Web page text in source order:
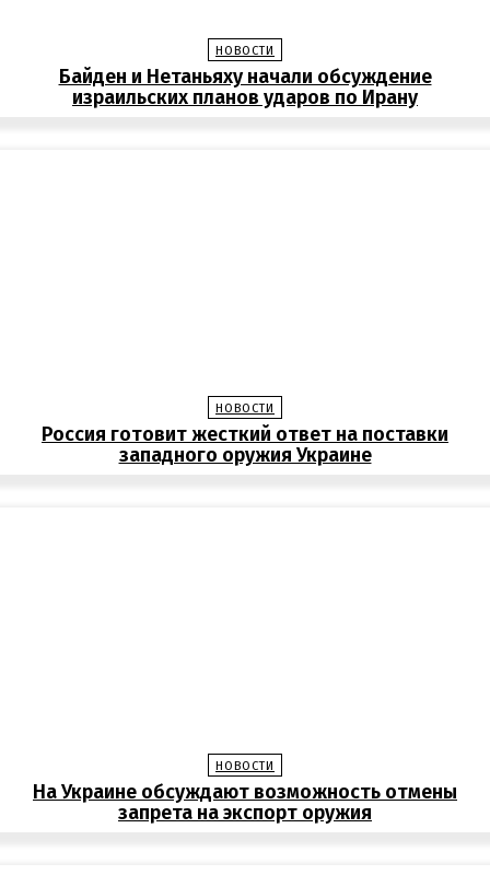
НОВОСТИ
Байден и Нетаньяху начали обсуждение
израильских планов ударов по Ирану
НОВОСТИ
Россия готовит жесткий ответ на поставки
западного оружия Украине
НОВОСТИ
На Украине обсуждают возможность отмены
запрета на экспорт оружия